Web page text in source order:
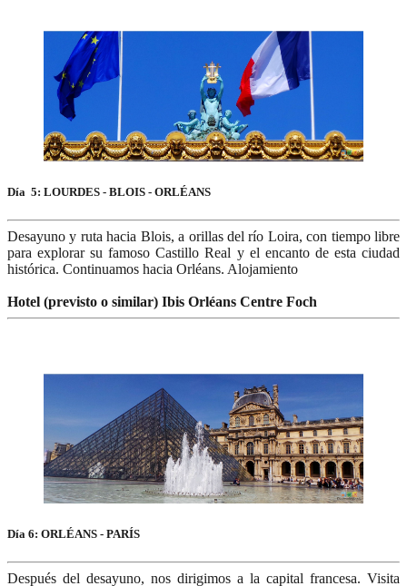
Día 5: LOURDES - BLOIS - ORLÉANS
Desayuno y ruta hacia Blois, a orillas del río Loira, con tiempo libre
para explorar su famoso Castillo Real y el encanto de esta ciudad
histórica. Continuamos hacia Orléans. Alojamiento
Hotel (previsto o similar) Ibis Orléans Centre Foch
Día 6: ORLÉANS - PARÍS
Después del desayuno, nos dirigimos a la capital francesa. Visita